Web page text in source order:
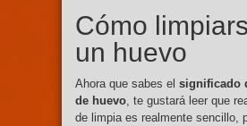
Cómo
un huevo
Ahora que sabes el significado
de huevo, te gustará leer que
de limpia es realmente sencillo,